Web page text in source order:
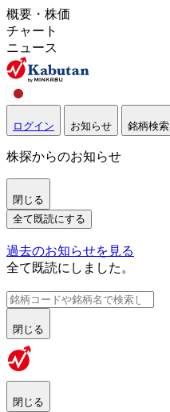
概要・株価
チャート
ニュース
ログイン お知らせ 銘柄検索
株探からのお知らせ
閉じる
全て既読にする
過去のお知らせを見る
全て既読にしました。
閉じる
閉じる